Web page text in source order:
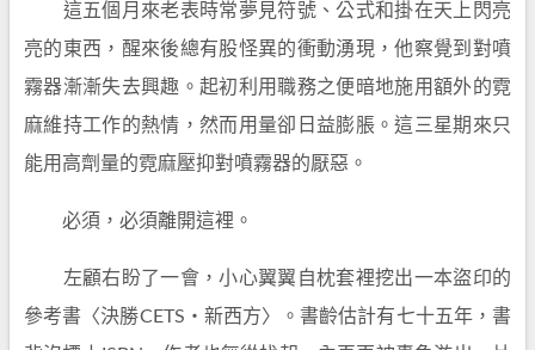
這五個月來老表時常夢見符號、公式和掛在天上閃亮
亮的東西，醒來後總有股怪異的衝動湧現，他察覺到對噴
霧器漸漸失去興趣。起初利用職務之便暗地施用額外的霓
麻維持工作的熱情，然而用量卻日益膨脹。這三星期來只
能用高劑量的霓麻壓抑對噴霧器的厭惡。
必須，必須離開這裡。
左顧右盼了一會，小心翼翼自枕套裡挖出一本盜印的
參考書〈決勝CETS‧新西方〉。書齡估計有七十五年，書